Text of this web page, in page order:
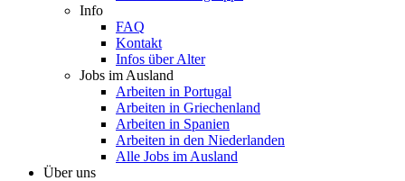
Info
FAQ
Kontakt
Infos über Alter
Jobs im Ausland
Arbeiten in Portugal
Arbeiten in Griechenland
Arbeiten in Spanien
Arbeiten in den Niederlanden
Alle Jobs im Ausland
Über uns